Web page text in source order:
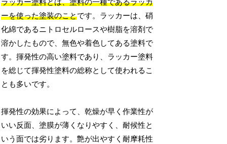
ラッカー塗料とは、塗料の一種であるラッカ
ーを使った塗装のことです。ラッカーは、硝
化綿であるニトロセルロースや樹脂を溶剤で
溶かしたもので、無色や着色してある塗料で
す。揮発性の高い塗料であり、ラッカー塗料
を総じて揮発性塗料の総称として使われるこ
とも多いです。
揮発性の効果によって、乾燥が早く作業性が
いい反面、塗膜が薄くなりやすく、耐候性と
いう面では劣ります。艶が出やすく耐摩耗性